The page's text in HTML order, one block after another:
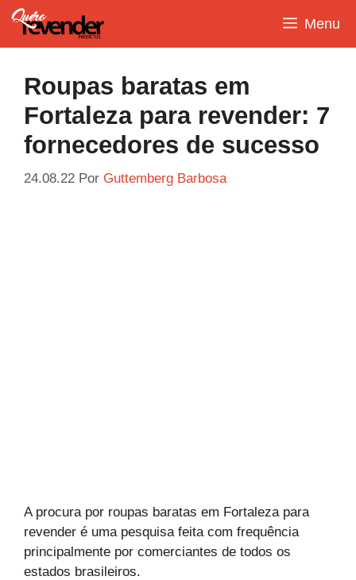
Pular
para
o
Menu
Roupas baratas em
Fortaleza para revender: 7
fornecedores de sucesso
24.08.22 Por Guttemberg Barbosa
A procura por roupas baratas em Fortaleza para
revender é uma pesquisa feita com frequência
principalmente por comerciantes de todos os
estados brasileiros.